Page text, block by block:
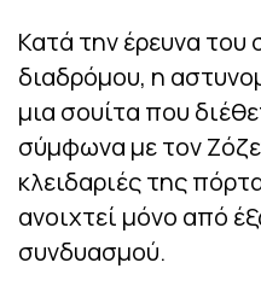
Κατά την έρευνα του
διαδρόμου, η
μια σουίτα που
σύμφωνα με τον
κλειδαριές της
ανοιχτεί μόνο από
συνδυασμού.